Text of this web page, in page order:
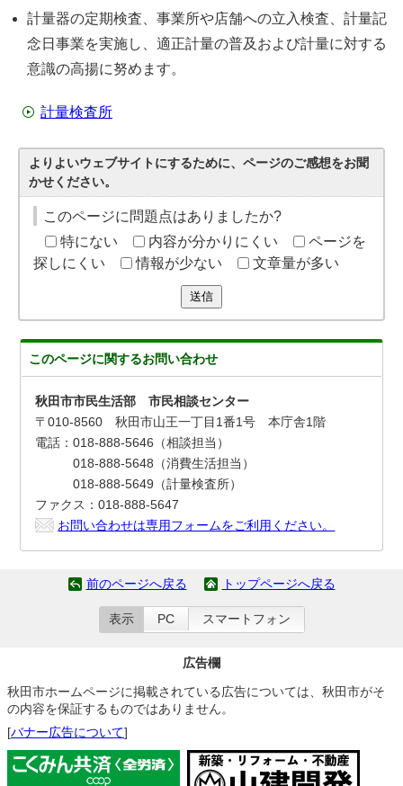
計量器の定期検査、事業所や店舗への立入検査、計量記
念日事業を実施し、適正計量の普及および計量に対する
意識の高揚に努めます。
計量検査所
よりよいウェブサイトにするために、ページのご感想をお聞
かせください。
このページに問題点はありましたか?
特にない
内容が分かりにくい
ページを
探しにくい
情報が少ない 文章量が多い
送信
このページに関するお問い合わせ
秋田市市民生活部 市民相談センター
〒010-8560 秋田市山王一丁目1番1号 本庁舎1階
電話：018-888-5646（相談担当）
018-888-5648（消費生活担当）
018-888-5649（計量検査所）
ファクス：018-888-5647
お問い合わせは専用フォームをご利用ください。
前のページへ戻る トップページへ戻る
表示 PC スマートフォン
広告欄
秋田市ホームページに掲載されている広告については、秋田市がそ
の内容を保証するものではありません。
[バナー広告について]